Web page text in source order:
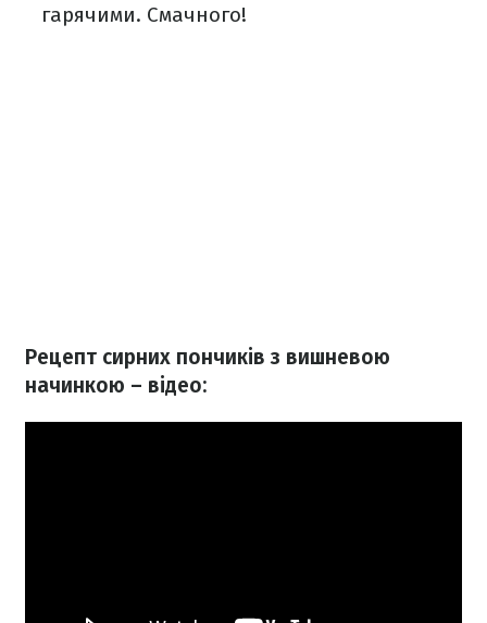
гарячими. Смачного!
Рецепт сирних пончиків з вишневою
начинкою – відео: